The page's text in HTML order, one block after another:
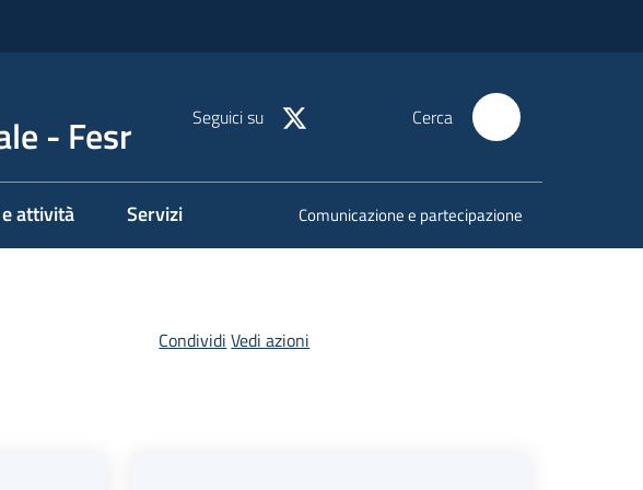
- Fesr Seguici su Cerca
attività Servizi Comunicazione e partecipazione
Condividi Vedi azioni